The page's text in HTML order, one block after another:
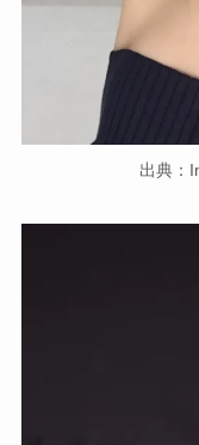
出典：